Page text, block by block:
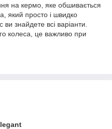
на кермо, яке обшивається
який просто і швидко
знайдете всі варіанти.
колеса, це важливо при